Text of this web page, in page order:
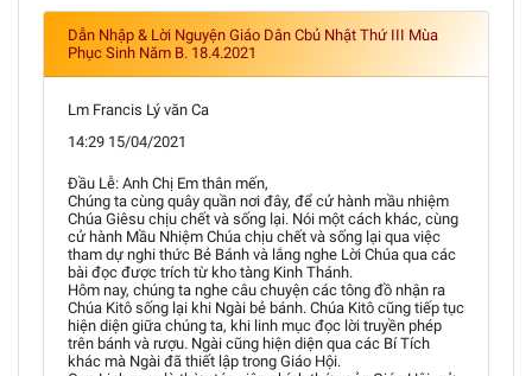
Dẫn Nhập & Lời Nguyện Giáo Dân Cbủ Nhật Thứ III Mùa
Phục Sinh Năm B. 18.4.2021
Lm Francis Lý văn Ca
14:29 15/04/2021
Đầu Lễ: Anh Chị Em thân mến,
Chúng ta cùng quây quần nơi đây, để cử hành mầu nhiệm
Chúa Giêsu chịu chết và sống lại. Nói một cách khác, cùng
cử hành Mầu Nhiệm Chúa chịu chết và sống lại qua việc
tham dự nghi thức Bẻ Bánh và lắng nghe Lời Chúa qua các
bài đọc được trích từ kho tàng Kinh Thánh.
Hôm nay, chúng ta nghe câu chuyện các tông đồ nhận ra
Chúa Kitô sống lại khi Ngài bẻ bánh. Chúa Kitô cũng tiếp tục
hiện diện giữa chúng ta, khi linh mục đọc lời truyền phép
trên bánh và rượu. Ngài cũng hiện diện qua các Bí Tích
khác mà Ngài đã thiết lập trong Giáo Hội.